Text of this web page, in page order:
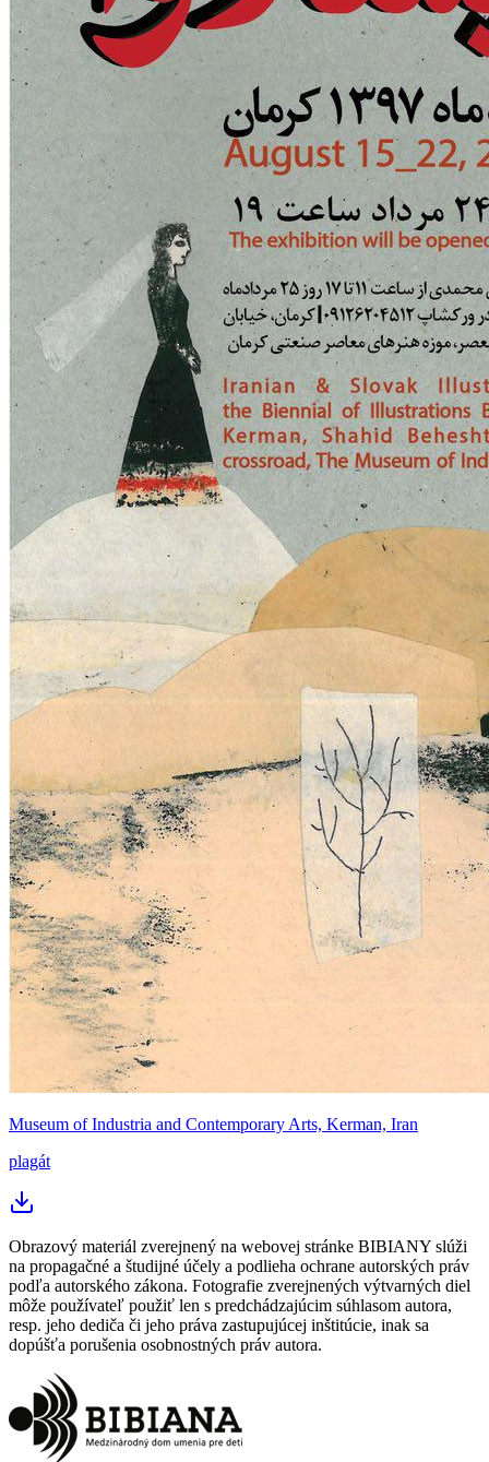
Museum of Industria and Contemporary Arts, Kerman, Iran
plagát
Obrazový materiál zverejnený na webovej stránke BIBIANY slúži
na propagačné a študijné účely a podlieha ochrane autorských práv
podľa autorského zákona. Fotografie zverejnených výtvarných diel
môže používateľ použiť len s predchádzajúcim súhlasom autora,
resp. jeho dediča či jeho práva zastupujúcej inštitúcie, inak sa
dopúšťa porušenia osobnostných práv autora.